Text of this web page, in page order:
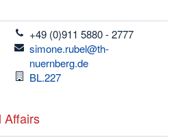
telefon
+49 (0)911 5880 - 2777
email
simone.rubel@th-
nuernberg.de
Raum
BL.227
Affairs